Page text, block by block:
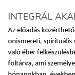
INTEGRÁL
Az előadás
önismereti, spirituális
való éber
föltárva, ami